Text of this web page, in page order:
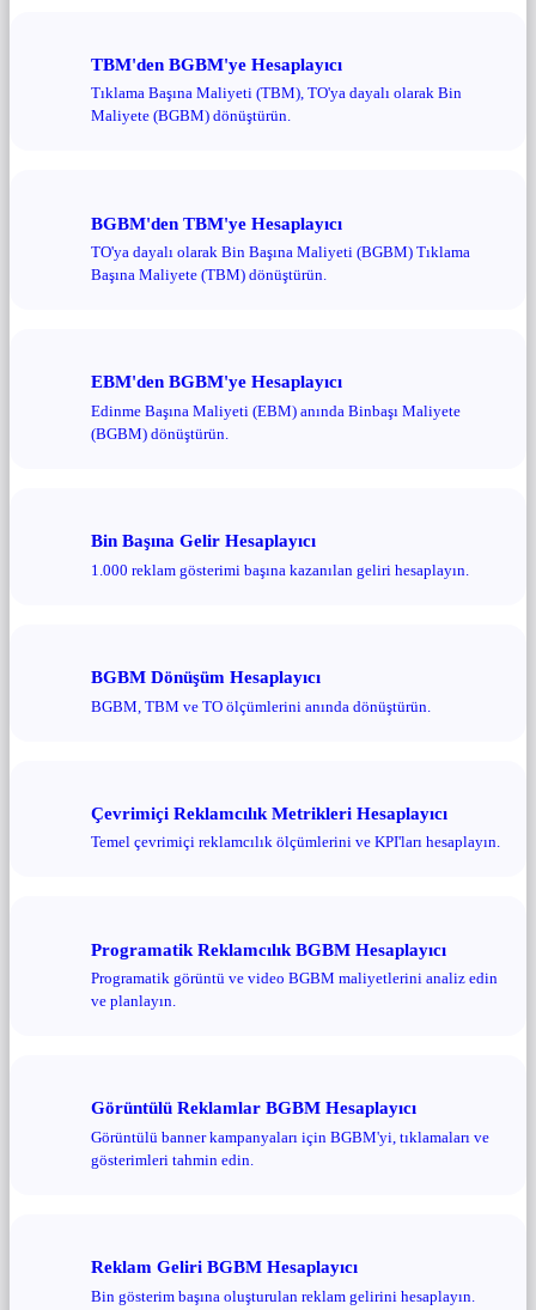
TBM'den BGBM'ye Hesaplayıcı
Tıklama Başına Maliyeti (TBM), TO'ya dayalı olarak Bin
Maliyete (BGBM) dönüştürün.
BGBM'den TBM'ye Hesaplayıcı
TO'ya dayalı olarak Bin Başına Maliyeti (BGBM) Tıklama
Başına Maliyete (TBM) dönüştürün.
EBM'den BGBM'ye Hesaplayıcı
Edinme Başına Maliyeti (EBM) anında Binbaşı Maliyete
(BGBM) dönüştürün.
Bin Başına Gelir Hesaplayıcı
1.000 reklam gösterimi başına kazanılan geliri hesaplayın.
BGBM Dönüşüm Hesaplayıcı
BGBM, TBM ve TO ölçümlerini anında dönüştürün.
Çevrimiçi Reklamcılık Metrikleri Hesaplayıcı
Temel çevrimiçi reklamcılık ölçümlerini ve KPI'ları hesaplayın.
Programatik Reklamcılık BGBM Hesaplayıcı
Programatik görüntü ve video BGBM maliyetlerini analiz edin
ve planlayın.
Görüntülü Reklamlar BGBM Hesaplayıcı
Görüntülü banner kampanyaları için BGBM'yi, tıklamaları ve
gösterimleri tahmin edin.
Reklam Geliri BGBM Hesaplayıcı
Bin gösterim başına oluşturulan reklam gelirini hesaplayın.